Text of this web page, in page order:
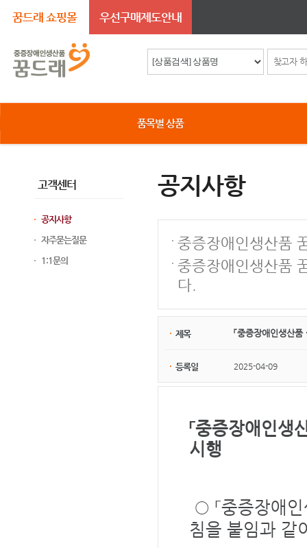
꿈드래 쇼핑몰 우선구매제도안내
품목별 상품
고객센터
공지사항
자주묻는질문
1:1문의
공지사항
중증장애인생산품
중증장애인생산품
다.
제목 「중증장애인생산
등록일 2025-04-09
「중증장애인생
시행
○ 「중증장애
침을 붙임과 같